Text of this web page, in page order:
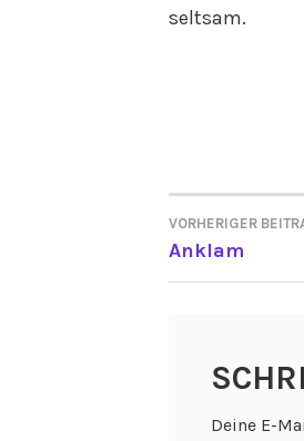
seltsam.
VORHERIGER
Anklam
Deine E-